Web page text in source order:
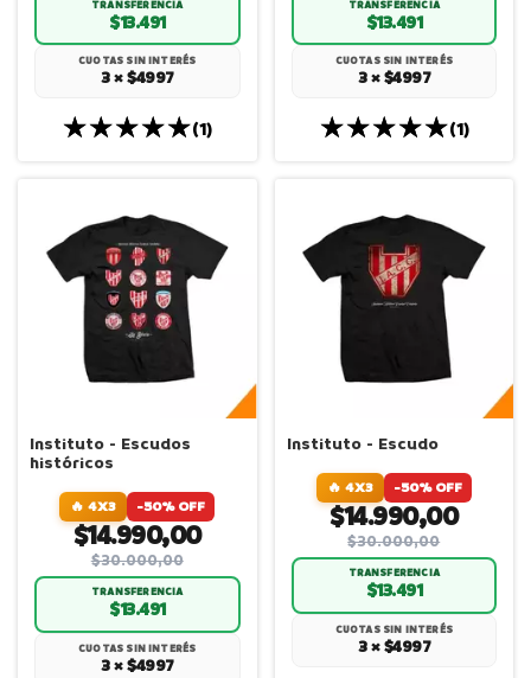
TRANSFERENCIA
$13.491
CUOTAS SIN INTERÉS
3 × $4997
(1)
TRANSFERENCIA
$13.491
CUOTAS SIN INTERÉS
3 × $4997
(1)
Instituto - Escudos
históricos
🔥 4X3 -50% OFF
$14.990,00
$30.000,00
TRANSFERENCIA
$13.491
CUOTAS SIN INTERÉS
3 × $4997
Instituto - Escudo
🔥 4X3 -50% OFF
$14.990,00
$30.000,00
TRANSFERENCIA
$13.491
CUOTAS SIN INTERÉS
3 × $4997